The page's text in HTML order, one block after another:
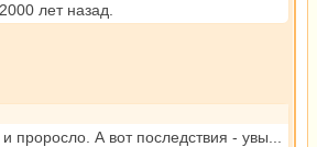
лет назад.
проросло. А вот последствия - увы...